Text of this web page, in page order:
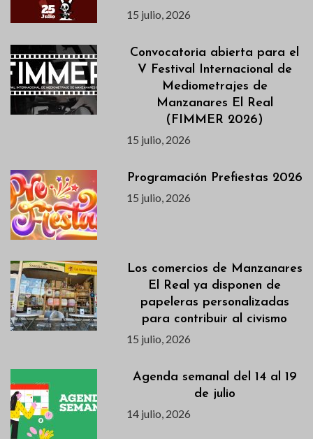
15 julio, 2026
Convocatoria abierta para el
V Festival Internacional de
Mediometrajes de
Manzanares El Real
(FIMMER 2026)
15 julio, 2026
Programación Prefiestas 2026
15 julio, 2026
Los comercios de Manzanares
El Real ya disponen de
papeleras personalizadas
para contribuir al civismo
15 julio, 2026
Agenda semanal del 14 al 19
de julio
14 julio, 2026